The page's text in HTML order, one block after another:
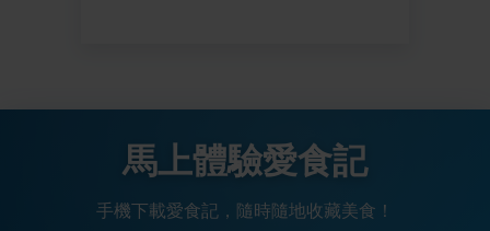
馬上體驗愛食記
手機下載愛食記，隨時隨地收藏美食！